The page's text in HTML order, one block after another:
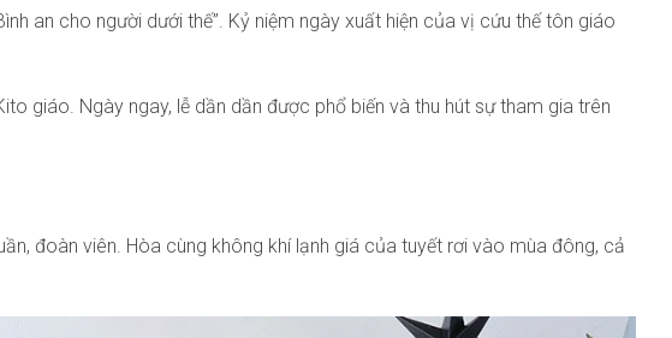
an cho người dưới thế”. Kỷ niệm ngày xuất hiện của vị cứu thế tôn giáo
giáo. Ngày ngay, lễ dần dần được phổ biến và thu hút sự tham gia trên
đoàn viên. Hòa cùng không khí lạnh giá của tuyết rơi vào mùa đông, cả